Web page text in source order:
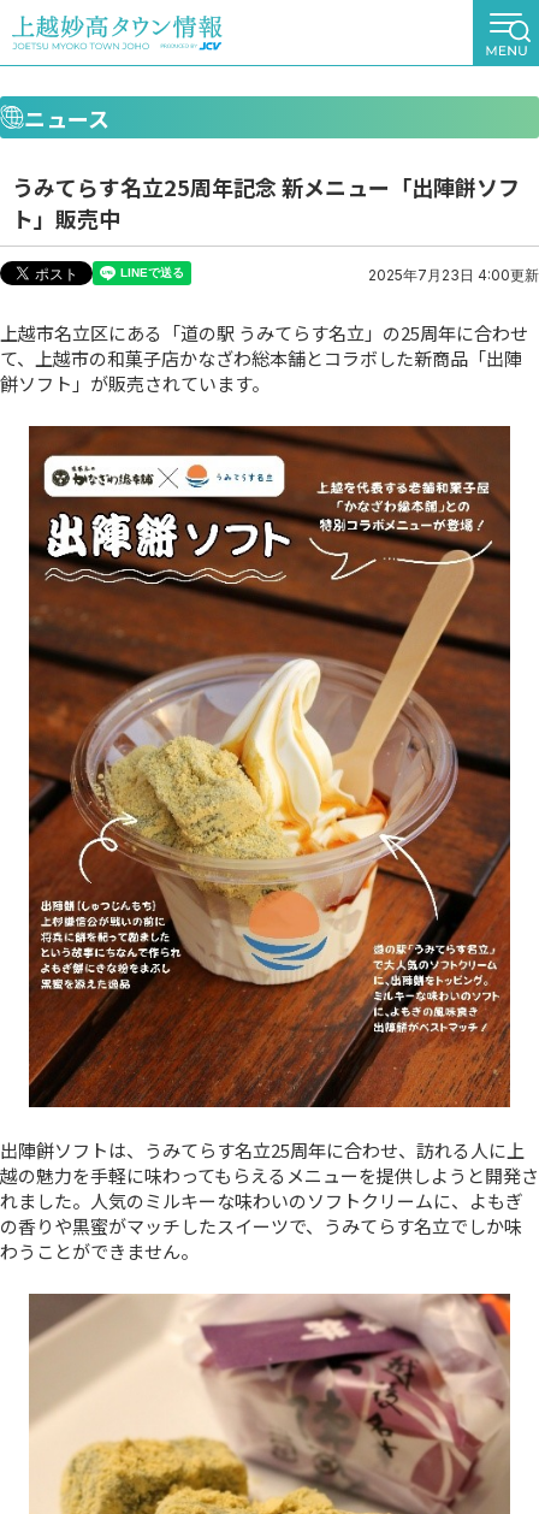
ニュース
うみてらす名立25周年記念 新メニュー「出陣餅ソフ
ト」販売中
2025年7月23日 4:00更新
上越市名立区にある「道の駅 うみてらす名立」の25周年に合わせ
て、上越市の和菓子店かなざわ総本舗とコラボした新商品「出陣
餅ソフト」が販売されています。
出陣餅ソフトは、うみてらす名立25周年に合わせ、訪れる人に上
越の魅力を手軽に味わってもらえるメニューを提供しようと開発さ
れました。人気のミルキーな味わいのソフトクリームに、よもぎ
の香りや黒蜜がマッチしたスイーツで、うみてらす名立でしか味
わうことができません。